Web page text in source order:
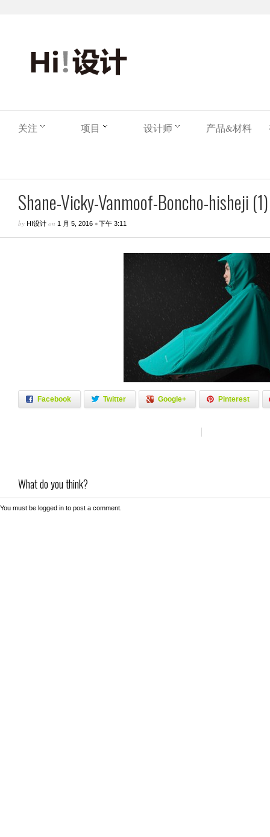
关注 项目 设计师 产品&材料
Shane-Vicky-Vanmoof-Boncho-hisheji (1)
by HI设计 on 1 月 5, 2016 •下午 3:11
Facebook Twitter Google+ Pinterest
What do you think?
You must be logged in to post a comment.